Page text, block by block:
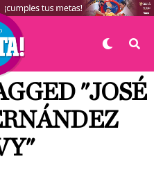
"JOSÉ